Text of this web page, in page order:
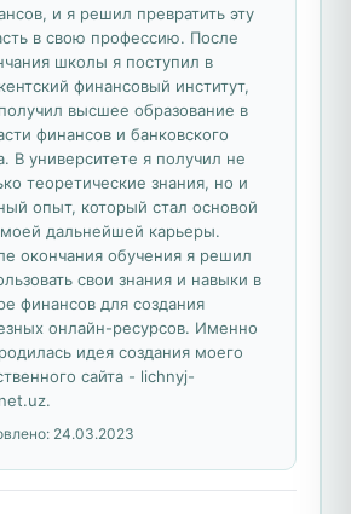
и я решил превратить эту
в свою профессию. После
школы я поступил в
финансовый институт,
высшее образование в
финансов и банковского
В университете я получил не
теоретические знания, но и
опыт, который стал основой
дальнейшей карьеры.
окончания обучения я решил
свои знания и навыки в
финансов для создания
онлайн-ресурсов. Именно
идея создания моего
сайта - lichnyj-
24.03.2023